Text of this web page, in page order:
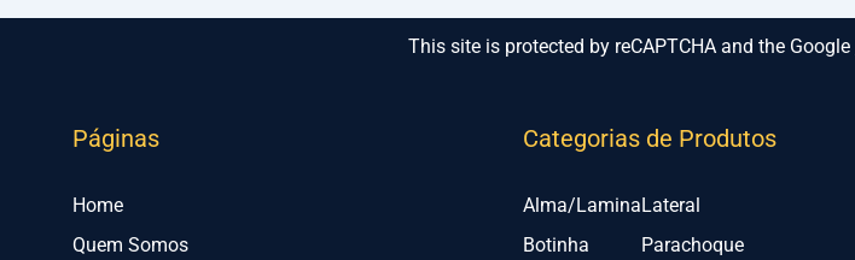
This site is protected by reCAPTCHA and the Google
Páginas
Home
Quem Somos
Categorias de Produtos
Alma/Lamina
Botinha
Lateral
Parachoque